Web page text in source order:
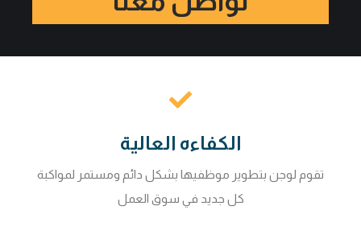
الكفاءه العالية
تقوم لوجن بتطوير موظفيها بشكل دائم ومستمر لمواكبة
كل جديد في سوق العمل